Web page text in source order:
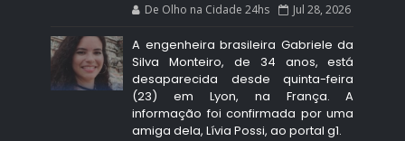
De Olho na Cidade 24hs Jul 28, 2026
A engenheira brasileira Gabriele da
Silva Monteiro, de 34 anos, está
desaparecida desde quinta-feira
(23) em Lyon, na França. A
informação foi confirmada por uma
amiga dela, Lívia Possi, ao portal g1.